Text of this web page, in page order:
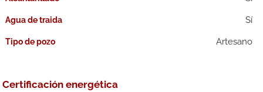
Agua de traida
Tipo de pozo Artesano
Certificación energética